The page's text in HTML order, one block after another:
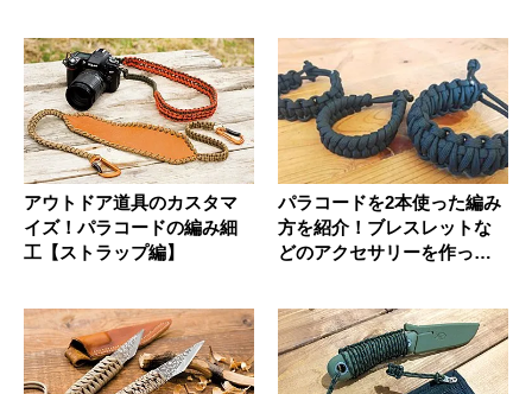
アウトドア道具のカスタマ
イズ！パラコードの編み細
工【ストラップ編】
パラコードを2本使った編み
方を紹介！ブレスレットな
どのアクセサリーを作って